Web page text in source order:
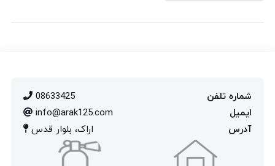
شماره تلفن
08633425
ایمیل
info@arak125.com
آدرس
اراک، بلوار قدس